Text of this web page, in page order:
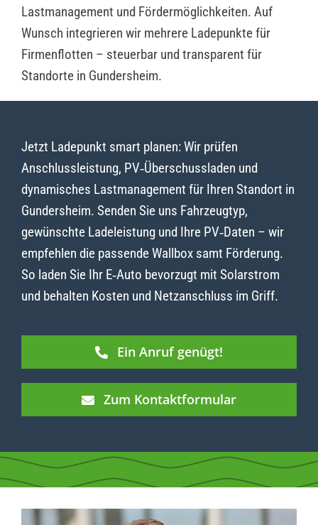
Lastmanagement und Fördermöglichkeiten. Auf
Wunsch integrieren wir mehrere Ladepunkte für
Firmenflotten – steuerbar und transparent für
Standorte in Gundersheim.
Jetzt Ladepunkt smart planen: Wir prüfen
Anschlussleistung, PV‑Überschussladen und
dynamisches Lastmanagement für Ihren Standort in
Gundersheim. Senden Sie uns Fahrzeugtyp,
gewünschte Ladeleistung und Ihre PV‑Daten – wir
empfehlen die passende Wallbox samt Förderung.
So laden Sie Ihr E‑Auto bevorzugt mit Solarstrom
und behalten Kosten und Netzanschluss im Griff.
Ein Anruf genügt!
Zum Kontaktformular